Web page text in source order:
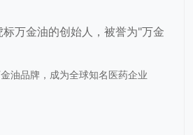
万金油的创始人，被誉为"万金
油品牌，成为全球知名医药企业